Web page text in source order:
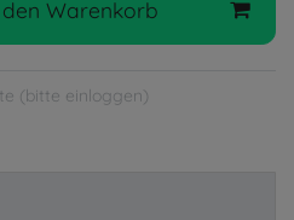
den Warenkorb
(bitte einloggen)